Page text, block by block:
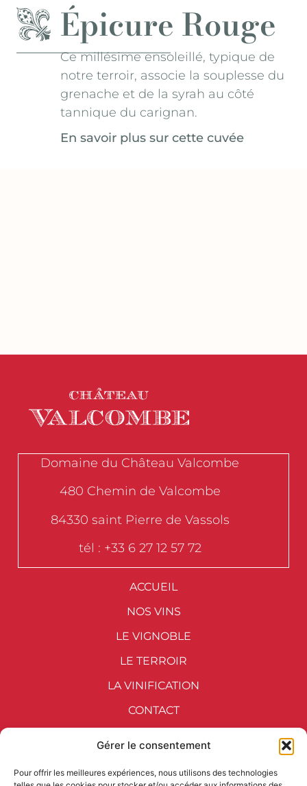
Gérer le consentement
Pour offrir les meilleures expériences, nous utilisons des technologies
Épicure Rouge
Ce millésime ensoleillé, typique de
notre terroir, associe la souplesse du
grenache et de la syrah au côté
tannique du carignan.
En savoir plus sur cette cuvée
Domaine du Château Valcombe
480 Chemin de Valcombe
84330 saint Pierre de Vassols
tél : +33 6 27 12 57 72
ACCUEIL
NOS VINS
LE VIGNOBLE
LE TERROIR
LA VINIFICATION
CONTACT
Ouvert tous les jours sauf le